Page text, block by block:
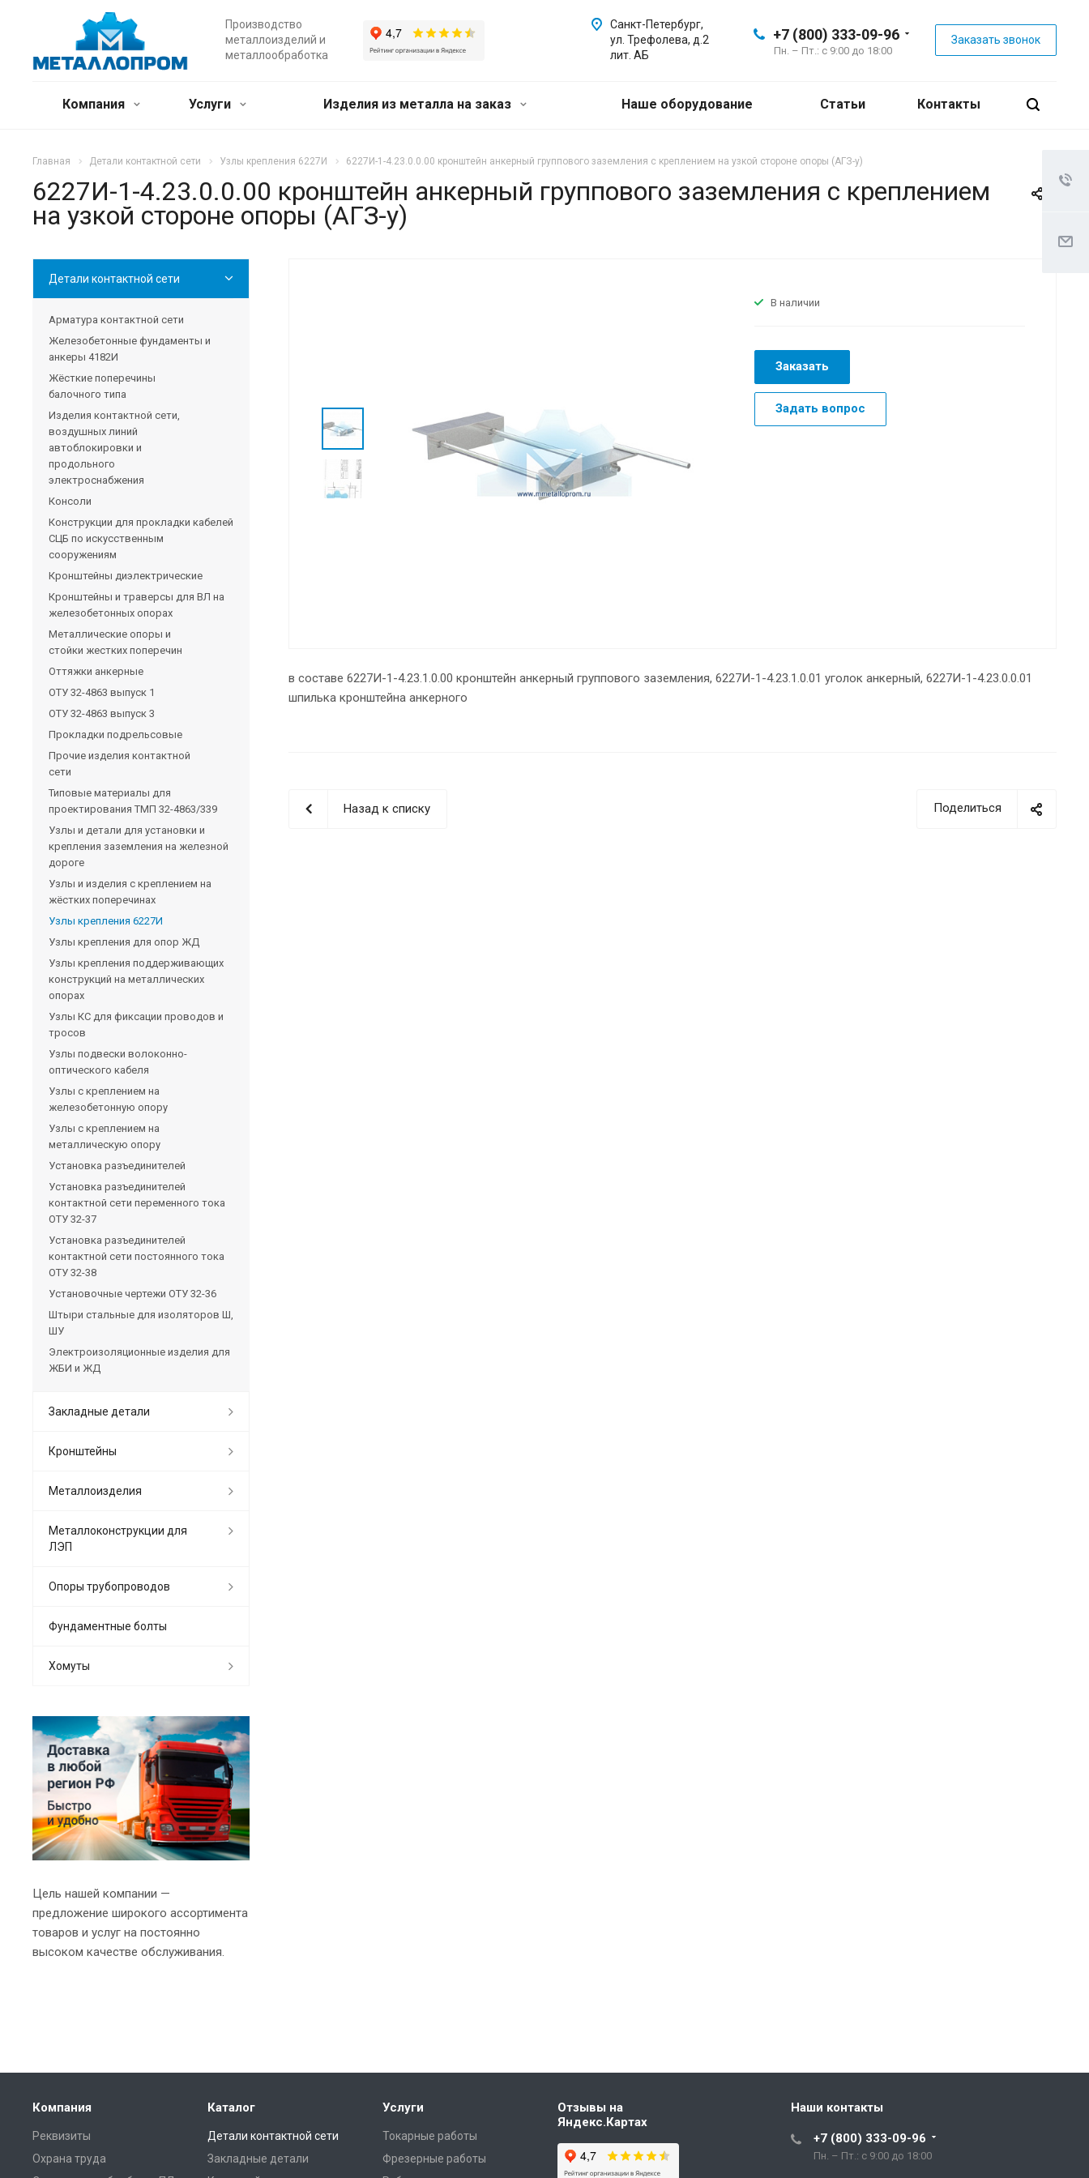
Производство
металлоизделий и
металлообработка
+7 (800) 333-09-96
Пн. – Пт.: с 9:00 до 18:00
Заказать звонок
Санкт-Петербург,
ул. Трефолева, д.2
лит. АБ
Компания Услуги Изделия из металла на заказ Наше оборудование Статьи Контакты
Главная Детали контактной сети Узлы крепления 6227И 6227И-1-4.23.0.0.00 кронштейн анкерный группового заземления с креплением на узкой стороне опоры (АГЗ-у)
6227И-1-4.23.0.0.00 кронштейн анкерный группового заземления с креплением
на узкой стороне опоры (АГЗ-у)
В наличии
Заказать
Задать вопрос
в составе 6227И-1-4.23.1.0.00 кронштейн анкерный группового заземления, 6227И-1-4.23.1.0.01 уголок анкерный, 6227И-1-4.23.0.0.01
шпилька кронштейна анкерного
Поделиться
Назад к списку
Детали контактной сети
Арматура контактной сети
Железобетонные фундаменты и
анкеры 4182И
Жёсткие поперечины
балочного типа
Изделия контактной сети,
воздушных линий
автоблокировки и
продольного
электроснабжения
Консоли
Конструкции для прокладки кабелей
СЦБ по искусственным
сооружениям
Кронштейны диэлектрические
Кронштейны и траверсы для ВЛ на
железобетонных опорах
Металлические опоры и
стойки жестких поперечин
Оттяжки анкерные
ОТУ 32-4863 выпуск 1
ОТУ 32-4863 выпуск 3
Прокладки подрельсовые
Прочие изделия контактной
сети
Типовые материалы для
проектирования ТМП 32-4863/339
Узлы и детали для установки и
крепления заземления на железной
дороге
Узлы и изделия с креплением на
жёстких поперечинах
Узлы крепления 6227И
Узлы крепления для опор ЖД
Узлы крепления поддерживающих
конструкций на металлических
опорах
Узлы КС для фиксации проводов и
тросов
Узлы подвески волоконно-
оптического кабеля
Узлы с креплением на
железобетонную опору
Узлы с креплением на
металлическую опору
Установка разъединителей
Установка разъединителей
контактной сети переменного тока
ОТУ 32-37
Установка разъединителей
контактной сети постоянного тока
ОТУ 32-38
Установочные чертежи ОТУ 32-36
Штыри стальные для изоляторов Ш,
ШУ
Электроизоляционные изделия для
ЖБИ и ЖД
Закладные детали
Кронштейны
Металлоизделия
Металлоконструкции для
ЛЭП
Опоры трубопроводов
Фундаментные болты
Хомуты
Цель нашей компании —
предложение широкого ассортимента
товаров и услуг на постоянно
высоком качестве обслуживания.
Компания
Реквизиты
Охрана труда
Каталог
Детали контактной сети
Закладные детали
Услуги
Токарные работы
Фрезерные работы
Отзывы на
Яндекс.Картах
Наши контакты
+7 (800) 333-09-96
Пн. – Пт.: с 9:00 до 18:00